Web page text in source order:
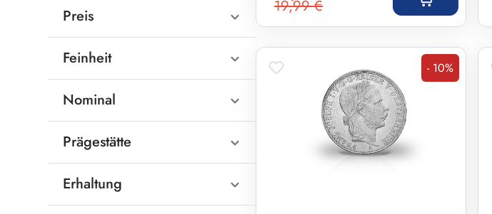
Preis
Feinheit
Nominal
Prägestätte
Erhaltung
Regulärer Preis:
19,99 €
Rabatt
- 10%